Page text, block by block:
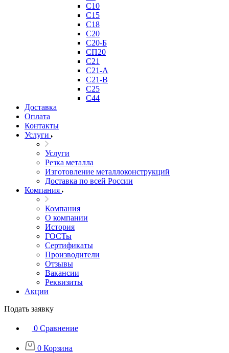
С10
С15
С18
С20
С20-Б
СП20
С21
С21-А
С21-В
С25
С44
Доставка
Оплата
Контакты
Услуги
Услуги
Резка металла
Изготовление металлоконструкций
Доставка по всей России
Компания
Компания
О компании
История
ГОСТы
Сертификаты
Производители
Отзывы
Вакансии
Реквизиты
Акции
Подать заявку
0 Сравнение
0 Корзина